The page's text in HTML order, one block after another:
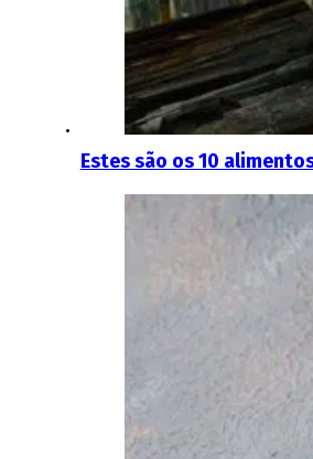
Estes são os 10